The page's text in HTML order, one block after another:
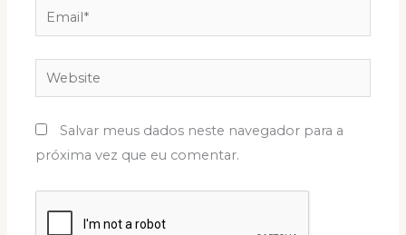
Email*
Website
Salvar meus dados neste navegador para a
próxima vez que eu comentar.